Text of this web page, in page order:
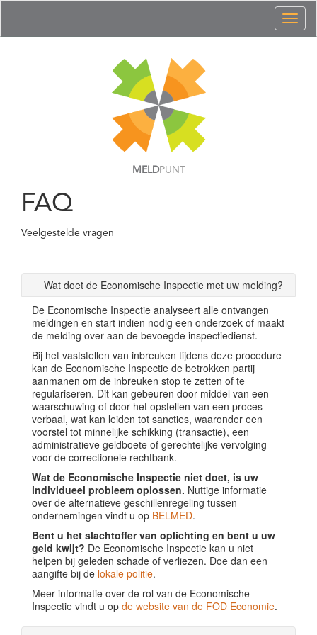
MELDPUNT
FAQ
Veelgestelde vragen
Wat doet de Economische Inspectie met uw melding?
De Economische Inspectie analyseert alle ontvangen
meldingen en start indien nodig een onderzoek of maakt
de melding over aan de bevoegde inspectiedienst.
Bij het vaststellen van inbreuken tijdens deze procedure
kan de Economische Inspectie de betrokken partij
aanmanen om de inbreuken stop te zetten of te
regulariseren. Dit kan gebeuren door middel van een
waarschuwing of door het opstellen van een proces-
verbaal, wat kan leiden tot sancties, waaronder een
voorstel tot minnelijke schikking (transactie), een
administratieve geldboete of gerechtelijke vervolging
voor de correctionele rechtbank.
Wat de Economische Inspectie niet doet, is uw
individueel probleem oplossen. Nuttige informatie
over de alternatieve geschillenregeling tussen
ondernemingen vindt u op BELMED.
Bent u het slachtoffer van oplichting en bent u uw
geld kwijt? De Economische Inspectie kan u niet
helpen bij geleden schade of verliezen. Doe dan een
aangifte bij de lokale politie.
Meer informatie over de rol van de Economische
Inspectie vindt u op de website van de FOD Economie.